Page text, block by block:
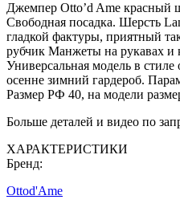
Джемпер Otto’d Ame красный
Cвободная посадка. Шерсть
гладкой фактуры, приятный
рубчик Манжеты на рукавах и
Универсальная модель в
осенне зимний гардероб.
Размер РФ 40, на модели
Больше деталей и видео по
ХАРАКТЕРИСТИКИ
Бренд:
Ottod'Ame